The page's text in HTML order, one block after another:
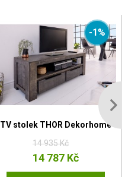
-1%
TV stolek THOR Dekorhome
14 935 Kč
14 787 Kč